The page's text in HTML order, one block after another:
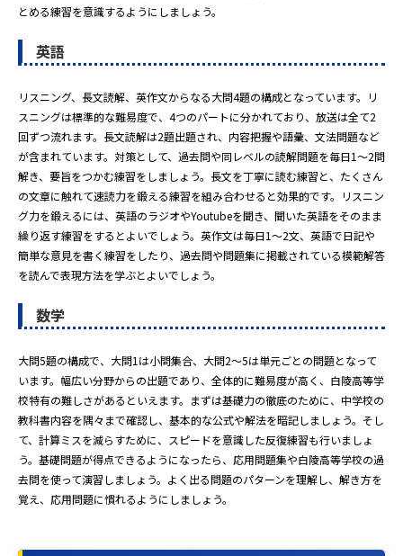
とめる練習を意識するようにしましょう。
英語
リスニング、長文読解、英作文からなる大問4題の構成となっています。リ
スニングは標準的な難易度で、4つのパートに分かれており、放送は全て2
回ずつ流れます。長文読解は2題出題され、内容把握や語彙、文法問題など
が含まれています。対策として、過去問や同レベルの読解問題を毎日1～2問
解き、要旨をつかむ練習をしましょう。長文を丁寧に読む練習と、たくさん
の文章に触れて速読力を鍛える練習を組み合わせると効果的です。リスニン
グ力を鍛えるには、英語のラジオやYoutubeを聞き、聞いた英語をそのまま
繰り返す練習をするとよいでしょう。英作文は毎日1～2文、英語で日記や
簡単な意見を書く練習をしたり、過去問や問題集に掲載されている模範解答
を読んで表現方法を学ぶとよいでしょう。
数学
大問5題の構成で、大問1は小問集合、大問2～5は単元ごとの問題となって
います。幅広い分野からの出題であり、全体的に難易度が高く、白陵高等学
校特有の難しさがあるといえます。まずは基礎力の徹底のために、中学校の
教科書内容を隅々まで確認し、基本的な公式や解法を暗記しましょう。そし
て、計算ミスを減らすために、スピードを意識した反復練習も行いましょ
う。基礎問題が得点できるようになったら、応用問題集や白陵高等学校の過
去問を使って演習しましょう。よく出る問題のパターンを理解し、解き方を
覚え、応用問題に慣れるようにしましょう。